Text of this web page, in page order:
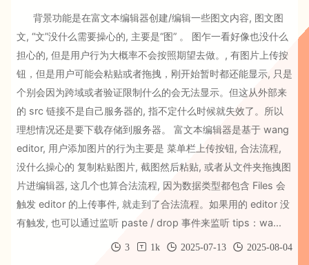
背景功能是在富文本编辑器创建/编辑一些图文内容, 图文图
文, “文”没什么需要操心的, 主要是“图” 。 图乍一看好像也没什么
担心的, 但是用户行为大概率不会按照期望去做。, 有图片上传按
钮，但是用户可能会粘贴或者拖拽，刚开始暂时都还能显示, 只是
个别会因为跨域或者验证限制什么的会无法显示。但这从外部来
的 src 链接不是自己服务器的, 指不定什么时候就失效了。所以
理想情况还是要下载存储到服务器。 富文本编辑器是基于 wang
editor, 用户添加图片的行为主要是 菜单栏上传按钮, 合法流程,
没什么操心的 复制粘贴图片, 截图然后粘贴, 或者从文件夹拖拽图
片进编辑器, 这几个也算合法流程, 因为数据类型都包含 Files 会
触发 editor 的上传事件, 就走到了合法流程。如果用的 editor 没
有触发, 也可以通过监听 paste / drop 事件来监听 tips：wa...
3 1k 2025-07-13 2025-08-04